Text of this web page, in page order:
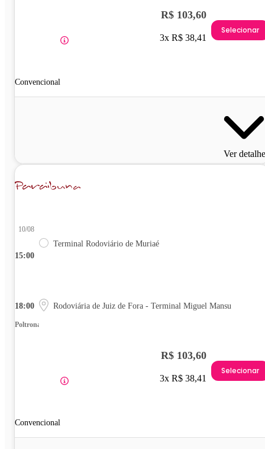
Convencional
R$ 103,60
3x R$ 38,41
Selecionar
Ver
15:00
10/08
Terminal Rodoviário de Muriaé
18:00 Rodoviária de Juiz de Fora - Terminal Miguel Mansu
Poltrona
Convencional
R$ 103,60
3x R$ 38,41
Selecionar